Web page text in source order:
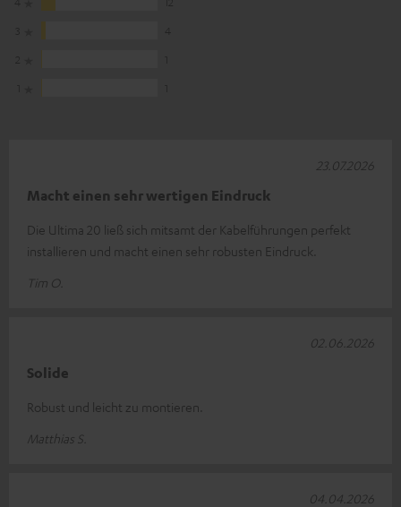
Macht einen sehr wertigen Eindruck
Die Ultima 20 ließ sich mitsamt der Kabelführungen perfekt
installieren und macht einen sehr robusten Eindruck.
Tim O.
23.07.2026
Solide
Robust und leicht zu montieren.
Matthias S.
02.06.2026
04.04.2026